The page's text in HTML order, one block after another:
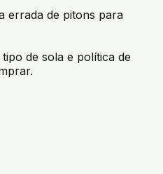
errada de pitons para
de sola e política de